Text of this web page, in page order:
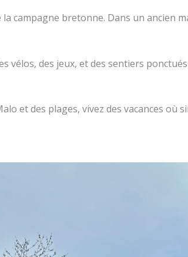
campagne bretonne. Dans un ancien
vélos, des jeux, et des sentiers
et des plages, vivez des vacances où